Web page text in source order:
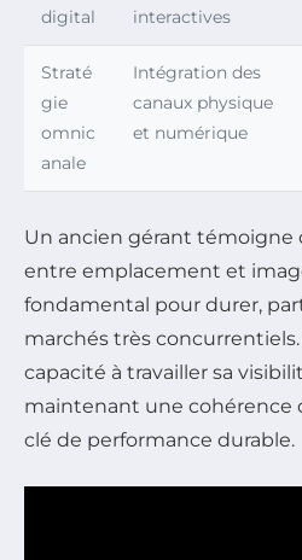
digital
interactives
Straté
gie
omnic
anale
Intégration des
canaux physique
et numérique
Un ancien gérant témoigne
entre emplacement et
fondamental pour durer,
marchés très
capacité à travailler sa
maintenant une cohérence
clé de performance durable.